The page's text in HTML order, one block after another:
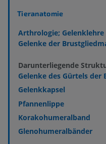
Tieranatomie
Arthrologie; Gelenklehre
Gelenke der
Darunterliegende
Gelenke des Gürtels der
Gelenkkapsel
Pfannenlippe
Korakohumeralband
Glenohumeralbänder